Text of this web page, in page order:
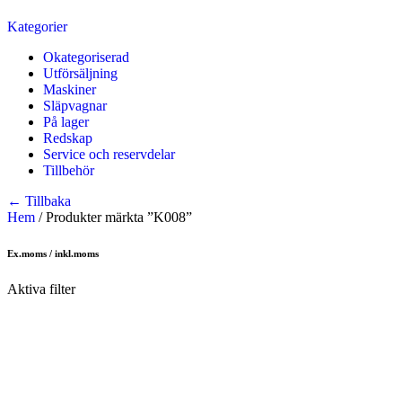
Kategorier
Okategoriserad
Utförsäljning
Maskiner
Släpvagnar
På lager
Redskap
Service och reservdelar
Tillbehör
← Tillbaka
Hem / Produkter märkta ”K008”
Ex.moms / inkl.moms
Aktiva filter